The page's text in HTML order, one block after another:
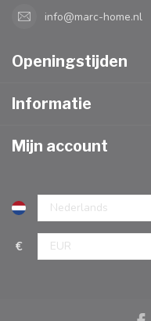
info@marc-home.nl
Openingstijden
Informatie
Mijn account
€